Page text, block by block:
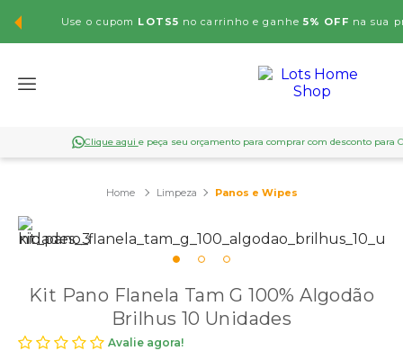
Use o cupom LOTS5 no carrinho e ganhe5% OFF na sua
Clique aqui e peça seu orçamento para comprar com desconto para
Limpeza Panos e Wipes
Kit Pano Flanela Tam G 100% Algodão
Brilhus 10 Unidades
Avalie agora!